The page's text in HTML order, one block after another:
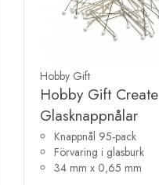
Hobby Gift
Hobby Gift Create
Glasknappnålar
Knappnål 95-pack
Förvaring i glasburk
34 mm x 0,65 mm